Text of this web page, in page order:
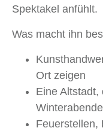
Spektakel anfühlt.
Was macht ihn
Ort zeigen
Eine
Feuerstellen,